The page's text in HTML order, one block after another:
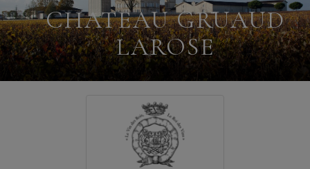
CHATEAU GRUAUD
LAROSE